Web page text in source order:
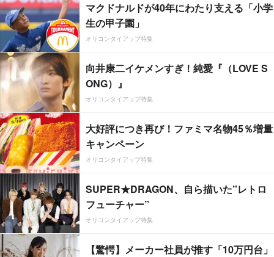
マクドナルドが40年にわたり支える「小学
生の甲子園」
オリコンタイアップ特集
向井康二イケメンすぎ！純愛『（LOVE S
ONG）』
オリコンタイアップ特集
大好評につき再び！ファミマ名物45％増量
キャンペーン
オリコンタイアップ特集
SUPER★DRAGON、自ら描いた”レトロ
フューチャー”
オリコンタイアップ特集
【驚愕】メーカー社員が推す「10万円台」